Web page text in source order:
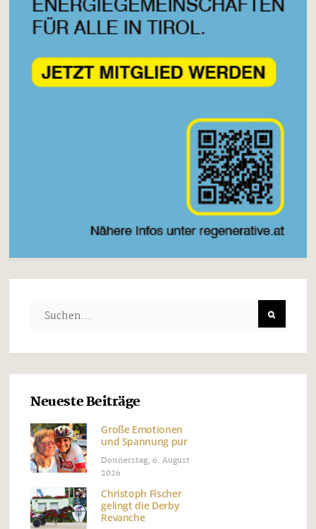
Neueste Beiträge
Große Emotionen
und Spannung pur
Donnerstag, 6. August
2026
Christoph Fischer
gelingt die Derby
Revanche